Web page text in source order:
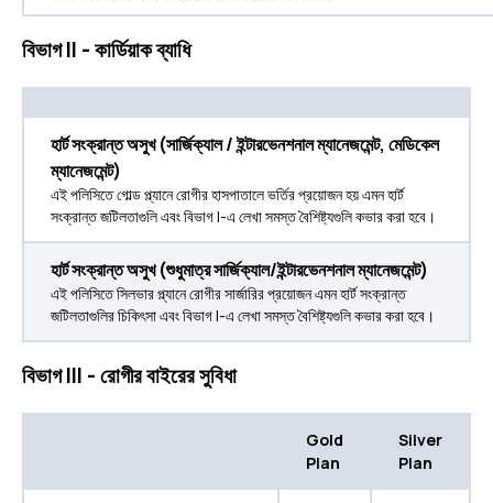
বিভাগ II - কার্ডিয়াক ব্যাধি
হার্ট সংক্রান্ত অসুখ (সার্জিক্যাল / ইন্টারভেনশনাল ম্যানেজমেন্ট, মেডিকেল
ম্যানেজমেন্ট)
এই পলিসিতে গোল্ড প্ল্যানে রোগীর হাসপাতালে ভর্তির প্রয়োজন হয় এমন হার্ট
সংক্রান্ত জটিলতাগুলি এবং বিভাগ I-এ লেখা সমস্ত বৈশিষ্ট্যগুলি কভার করা হবে।
হার্ট সংক্রান্ত অসুখ (শুধুমাত্র সার্জিক্যাল/ইন্টারভেনশনাল ম্যানেজমেন্ট)
এই পলিসিতে সিলভার প্ল্যানে রোগীর সার্জারির প্রয়োজন এমন হার্ট সংক্রান্ত
জটিলতাগুলির চিকিৎসা এবং বিভাগ I-এ লেখা সমস্ত বৈশিষ্ট্যগুলি কভার করা হবে।
বিভাগ III - রোগীর বাইরের সুবিধা
Gold
Plan
Silver
Plan